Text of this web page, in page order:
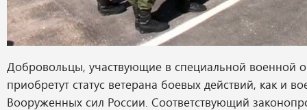
Добровольцы, участвующие в специальной военной
приобретут статус ветерана боевых действий, как и
Вооруженных сил России. Соответствующий